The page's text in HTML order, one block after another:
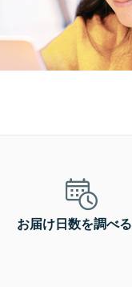
お届け日数を調べる